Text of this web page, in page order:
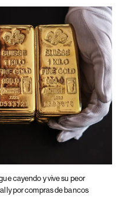
cayendo y vive su peor
por compras de bancos